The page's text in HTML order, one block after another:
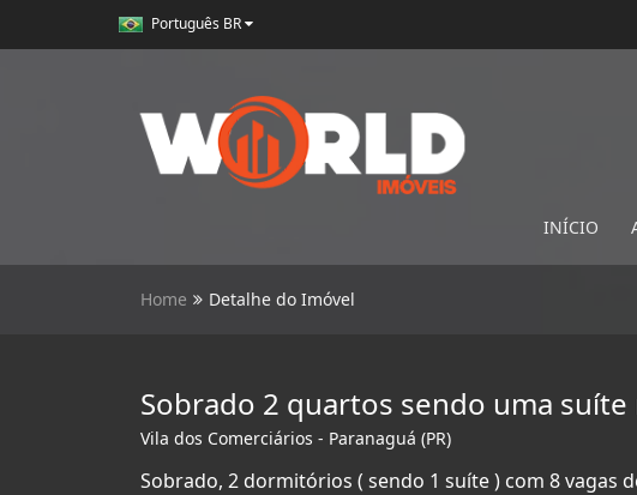
Português BR
INÍCIO
Home Detalhe do Imóvel
Sobrado 2 quartos sendo uma
Vila dos Comerciários - Paranaguá (PR)
Sobrado, 2 dormitórios ( sendo 1 suíte ) com 8 vagas